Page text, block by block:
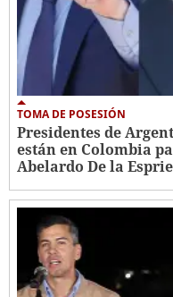
TOMA DE POSESIÓN
Presidentes de
están en Colombia
Abelardo De la